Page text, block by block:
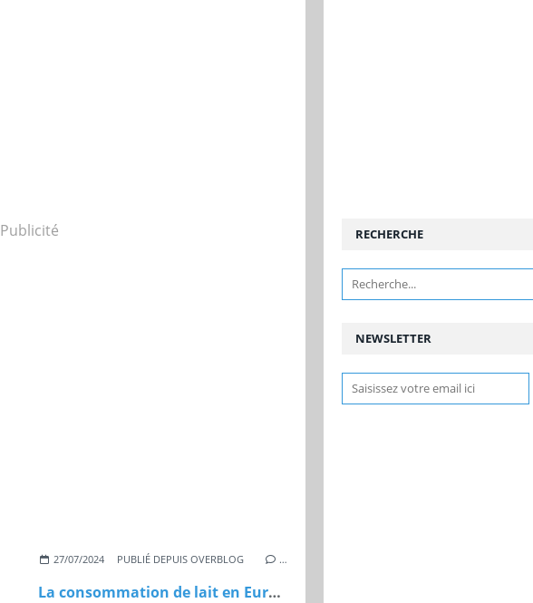
Publicité
27/07/2024 PUBLIÉ DEPUIS OVERBLOG …
La consommation de lait en Europe
NEWSLETTER
RECHERCHE